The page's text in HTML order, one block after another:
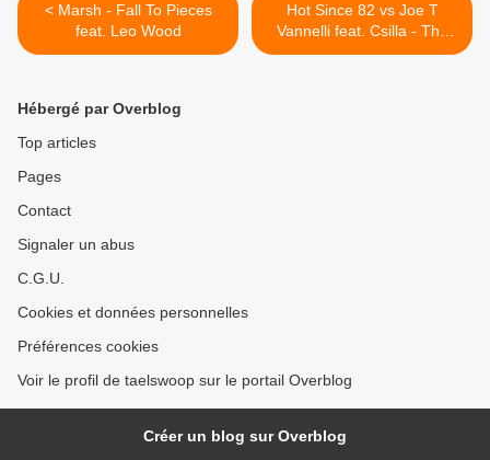
< Marsh - Fall To Pieces
feat. Leo Wood
Hot Since 82 vs Joe T
Vannelli feat. Csilla - The
End >
Hébergé par Overblog
Top articles
Pages
Contact
Signaler un abus
C.G.U.
Cookies et données personnelles
Préférences cookies
Voir le profil de taelswoop sur le portail Overblog
Créer un blog sur Overblog